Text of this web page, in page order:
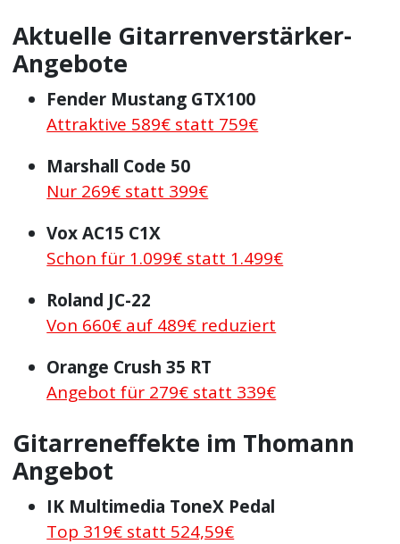
Aktuelle Gitarrenverstärker-
Angebote
Fender Mustang GTX100
Attraktive 589€ statt 759€
Marshall Code 50
Nur 269€ statt 399€
Vox AC15 C1X
Schon für 1.099€ statt 1.499€
Roland JC-22
Von 660€ auf 489€ reduziert
Orange Crush 35 RT
Angebot für 279€ statt 339€
Gitarreneffekte im Thomann
Angebot
IK Multimedia ToneX Pedal
Top 319€ statt 524,59€